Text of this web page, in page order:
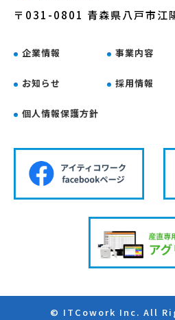
〒031-0801 青森県八戸市江
企業情報 事業内容
お知らせ 採用情報
個人情報保護方針
© ITCowork Inc. All